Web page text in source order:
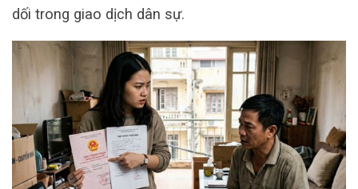
dối trong giao dịch dân sự.